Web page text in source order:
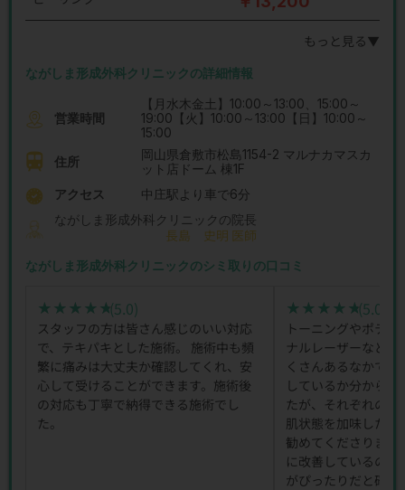
もっと見る▼
ながしま形成外科クリニックの詳細情報
営業時間
【月水木金土】10:00～13:00、15:00～
19:00【火】10:00～13:00【日】10:00～
15:00
住所
岡山県倉敷市松島1154-2 マルナカマスカ
ット店ドーム 棟1F
アクセス
中庄駅より車で6分
ながしま形成外科クリニックの院長
長島 史明 医師
ながしま形成外科クリニックのシミ取りの口コミ
★★★★★
★★★★★(5.0)
スタッフの方は皆さん感じのいい対応
で、テキパキとした施術。 施術中も頻
繁に痛みは大丈夫か確認してくれ、安
心して受けることができます。施術後
の対応も丁寧で納得できる施術でし
た。
★★★★★
★★★★★(5.0)
トーニングやポテ
ナルレーザーなど
くさんあるなかで
しているか分から
たが、それぞれの
肌状態を加味した
勧めてくださりま
に改善しているの
がぴったりだと確信